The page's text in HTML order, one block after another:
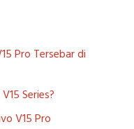
Pro Tersebar di
Series?
V15 Pro